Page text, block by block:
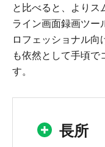
と比べると、よりス
ライン画面録画ツー
ロフェッショナル
も依然として手頃で
す。
長所